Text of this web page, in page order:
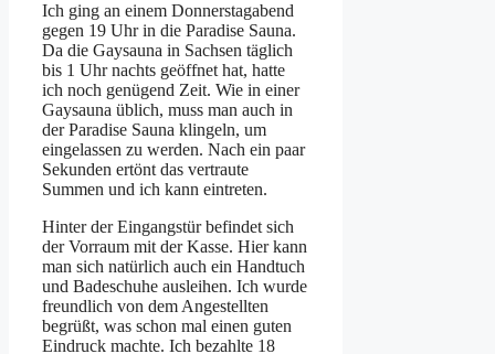
Ich ging an einem Donnerstagabend
gegen 19 Uhr in die Paradise Sauna.
Da die Gaysauna in Sachsen täglich
bis 1 Uhr nachts geöffnet hat, hatte
ich noch genügend Zeit. Wie in einer
Gaysauna üblich, muss man auch in
der Paradise Sauna klingeln, um
eingelassen zu werden. Nach ein paar
Sekunden ertönt das vertraute
Summen und ich kann eintreten.
Hinter der Eingangstür befindet sich
der Vorraum mit der Kasse. Hier kann
man sich natürlich auch ein Handtuch
und Badeschuhe ausleihen. Ich wurde
freundlich von dem Angestellten
begrüßt, was schon mal einen guten
Eindruck machte. Ich bezahlte 18